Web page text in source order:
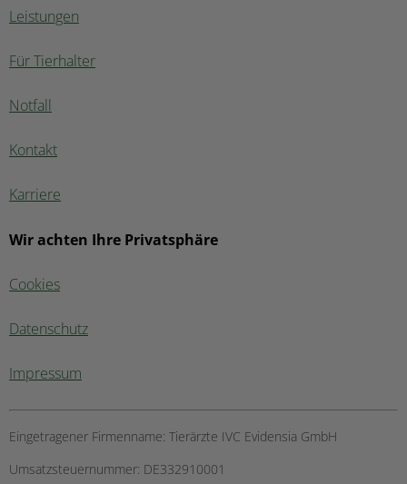
Leistungen
Für Tierhalter
Notfall
Kontakt
Karriere
Wir achten Ihre Privatsphäre
Cookies
Datenschutz
Impressum
Eingetragener Firmenname: Tierärzte IVC Evidensia GmbH
Umsatzsteuernummer: DE332910001